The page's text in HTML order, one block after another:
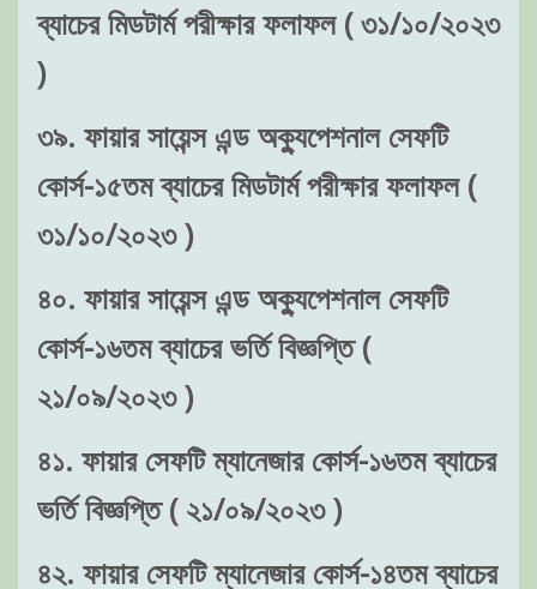
ব্যাচের মিডটার্ম পরীক্ষার ফলাফল ( ৩১/১০/২০২৩
)
৩৯. ফায়ার সায়েন্স এন্ড অক্যুপেশনাল সেফটি
কোর্স-১৫তম ব্যাচের মিডটার্ম পরীক্ষার ফলাফল (
৩১/১০/২০২৩ )
৪০. ফায়ার সায়েন্স এন্ড অক্যুপেশনাল সেফটি
কোর্স-১৬তম ব্যাচের ভর্তি বিজ্ঞপ্তি (
২১/০৯/২০২৩ )
৪১. ফায়ার সেফটি ম্যানেজার কোর্স-১৬তম ব্যাচের
ভর্তি বিজ্ঞপ্তি ( ২১/০৯/২০২৩ )
৪২. ফায়ার সেফটি ম্যানেজার কোর্স-১৪তম ব্যাচের